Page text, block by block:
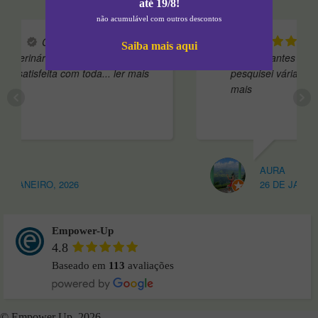
Concluí o curso de
na Empower e estou
com toda... ler mais
2026
Andei
indecisa antes de
pesquisei várias opções
AURA
26 DE JANEIRO,
Empower-Up
4.8
Baseado em 113 avaliações
até 19/8!
não acumulável com outros descontos
Saiba mais aqui